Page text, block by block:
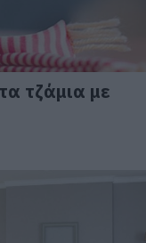
τζάμια με